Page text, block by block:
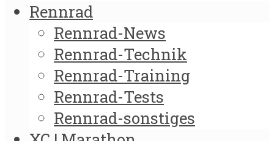
Rennrad
Rennrad-News
Rennrad-Technik
Rennrad-Training
Rennrad-Tests
Rennrad-sonstiges